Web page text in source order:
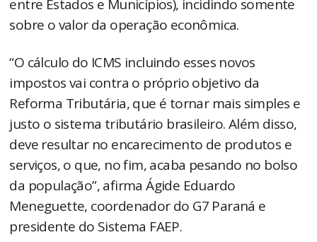
entre Estados e Municípios), incidindo somente
sobre o valor da operação econômica.
“O cálculo do ICMS incluindo esses novos
impostos vai contra o próprio objetivo da
Reforma Tributária, que é tornar mais simples e
justo o sistema tributário brasileiro. Além disso,
deve resultar no encarecimento de produtos e
serviços, o que, no fim, acaba pesando no bolso
da população”, afirma Ágide Eduardo
Meneguette, coordenador do G7 Paraná e
presidente do Sistema FAEP.